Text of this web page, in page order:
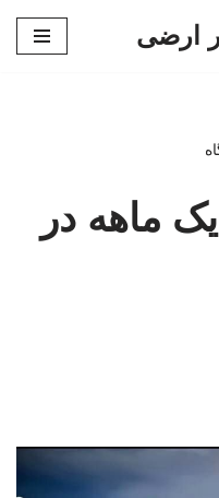
ارضی
ماهه در